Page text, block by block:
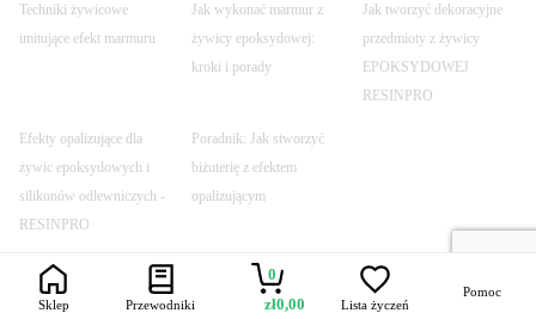
Techniki żywicowe
imitujące efekt marmuru
Jak wykonać marmur z
żywicy epoksydowej:
kroki i porady
Jak tworzyć dekoracyjne
przedmioty z żywicy
EPOKSYDOWEJ
RESINPRO
Efekty opalizujące dla
żywic epoksydowych i
silikonów odlewniczych -
RESINPRO
Poradnik: Jak stworzyć
biżuterię z efektem
opalizującym
Sklep Przewodniki
0
zł0,00 Lista życzeń
Pomoc